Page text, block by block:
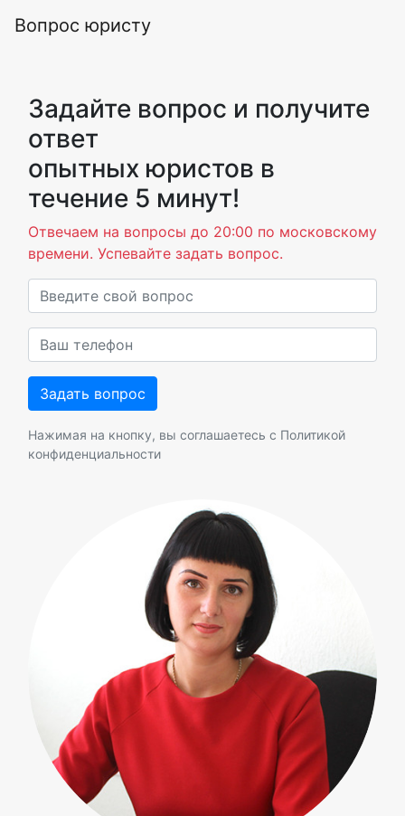
Вопрос юристу
Задайте вопрос и получите
ответ
опытных юристов в
течение 5 минут!
Отвечаем на вопросы до 20:00 по московскому
времени. Успевайте задать вопрос.
Нажимая на кнопку, вы соглашаетесь с Политикой
конфиденциальности